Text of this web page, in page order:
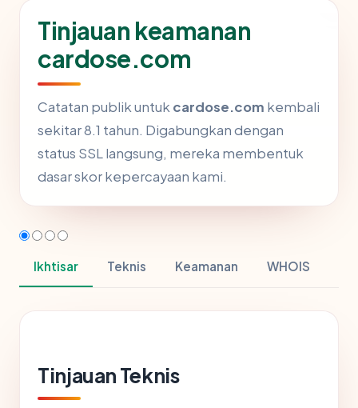
Tinjauan keamanan
cardose.com
Catatan publik untukcardose.com kembali
sekitar 8.1 tahun. Digabungkan dengan
status SSL langsung, mereka membentuk
dasar skor kepercayaan kami.
Ikhtisar Teknis Keamanan WHOIS
Tinjauan Teknis